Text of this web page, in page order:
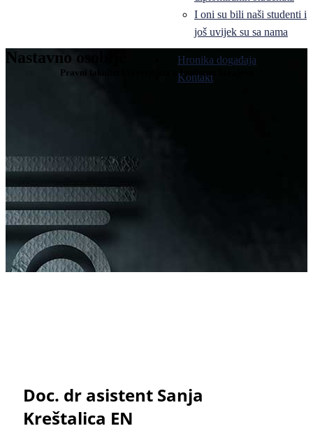
I oni su bili naši studenti i
još uvijek su sa nama
Hronika događaja
Kontakt
Nastavno osoblje
Pravni fakultet Univerziteta u Istočnom Sarajevu
Doc. dr asistent Sanja
Kreštalica EN